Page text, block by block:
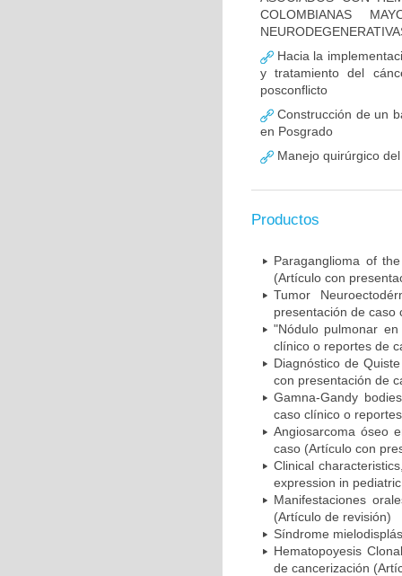
COLOMBIANAS
Hacia la
y tratamiento del
posconflicto
Construcción de un
en Posgrado
Manejo quirúrgico
Productos
Paraganglioma of
(Artículo con
Tumor
presentación de caso
"Nódulo pulmonar
clínico o reportes de
Diagnóstico de
con presentación de
Gamna-Gandy
caso clínico o
Angiosarcoma óseo
caso (Artículo con
Clinical
expression in
Manifestaciones
(Artículo de revisión)
Síndrome
Hematopoyesis
de cancerización